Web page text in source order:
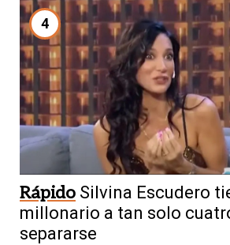
4
Rápido Silvina Escudero
millonario a tan solo
separarse